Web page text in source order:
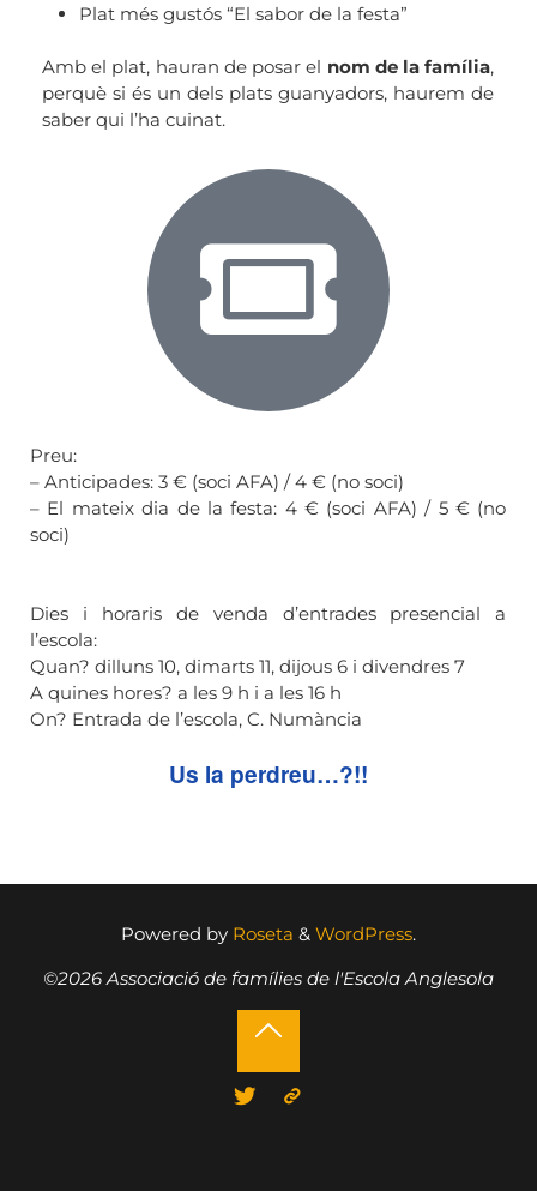
Plat més gustós “El sabor de la festa”
Amb el plat, hauran de posar el nom de la família,
perquè si és un dels plats guanyadors, haurem de
saber qui l’ha cuinat.
Preu:
– Anticipades: 3 € (soci AFA) / 4 € (no soci)
– El mateix dia de la festa: 4 € (soci AFA) / 5 € (no
soci)
Dies i horaris de venda d’entrades presencial a
l’escola:
Quan? dilluns 10, dimarts 11, dijous 6 i divendres 7
A quines hores? a les 9 h i a les 16 h
On? Entrada de l’escola, C. Numància
Us la perdreu…?!!
Powered by Roseta & WordPress.
©2026 Associació de famílies de l'Escola Anglesola